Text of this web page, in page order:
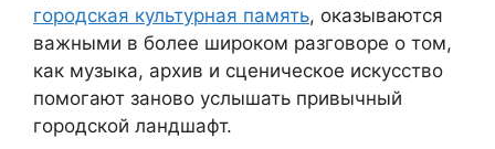
городская культурная память, оказываются
важными в более широком разговоре о том,
как музыка, архив и сценическое искусство
помогают заново услышать привычный
городской ландшафт.